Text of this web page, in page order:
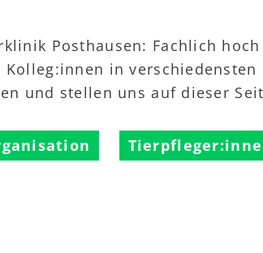
Posthausen: Fachlich
in
und stellen uns auf dieser